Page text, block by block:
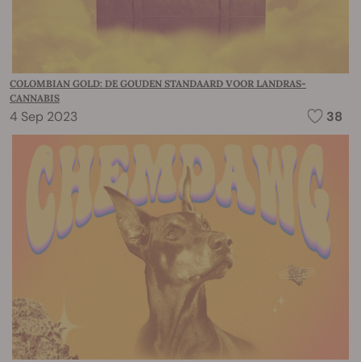
COLOMBIAN GOLD: DE GOUDEN STANDAARD VOOR LANDRAS-
CANNABIS
4 Sep 2023 38